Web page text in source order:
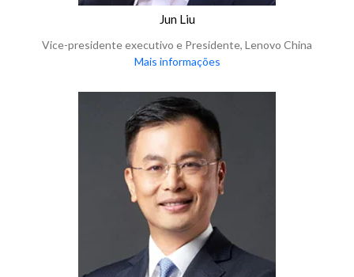
Jun Liu
Vice-presidente executivo e Presidente, Lenovo China
Mais informações